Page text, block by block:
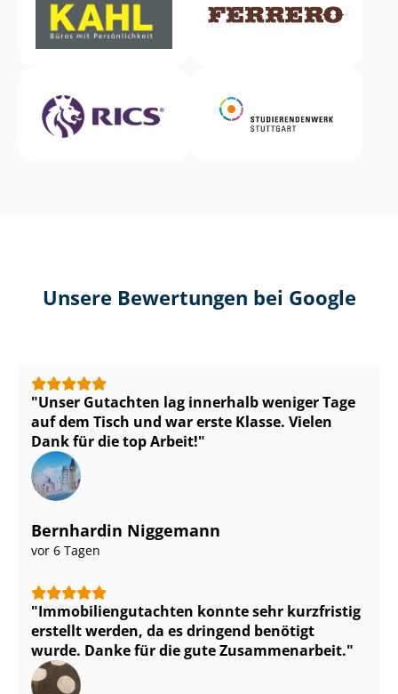
Unsere Bewertungen bei Google
Unser Gutachten lag innerhalb weniger Tage
auf dem Tisch und war erste Klasse. Vielen
Dank für die top Arbeit!
Bernhardin Niggemann
vor 6 Tagen
Im­mo­bi­li­en­gut­ach­ten konnte sehr kurzfristig
erstellt werden, da es dringend benötigt
wurde. Danke für die gute Zusammenarbeit.